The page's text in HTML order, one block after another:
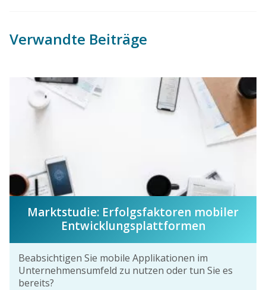
Verwandte Beiträge
Marktstudie: Erfolgsfaktoren mobiler
Entwicklungsplattformen
Beabsichtigen Sie mobile Applikationen im
Unternehmensumfeld zu nutzen oder tun Sie es
bereits?